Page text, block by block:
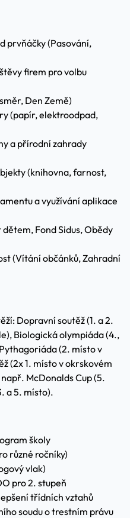
prvňáčky (Pasování,
firem pro volbu
Den Země)
(papír, elektroodpad,
a přírodní zahrady
(knihovna, farnost,
a využívání aplikace
Fond Sidus, Obědy
(Vítání občánků, Zahradní
Dopravní soutěž (1. a 2.
Biologická olympiáda (4.,
(2. místo v
(2x 1. místo v okrskovém
McDonalds Cup (5.
a 5. místo).
školy
různé ročníky)
vlak)
pro 2. stupeň
třídních vztahů
soudu o trestním právu